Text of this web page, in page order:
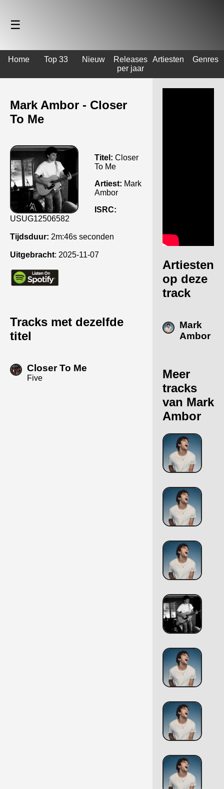
☰
Home Top 33 Nieuw
Releases
per jaar
Artiesten Genres
Mark Ambor - Closer
To Me
Titel: Closer
To Me
Artiest: Mark
Ambor
ISRC:
USUG12506582
Tijdsduur: 2m:46s seconden
Uitgebracht: 2025-11-07
Tracks met dezelfde
titel
Closer To Me
Five
Artiesten
op deze
track
Mark
Ambor
Meer
tracks
van Mark
Ambor